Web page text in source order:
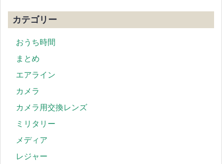
カテゴリー
おうち時間
まとめ
エアライン
カメラ
カメラ用交換レンズ
ミリタリー
メディア
レジャー